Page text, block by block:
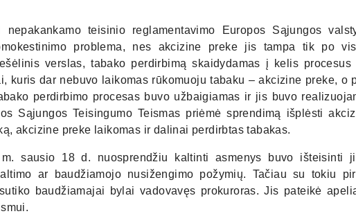
teisinio reglamentavimo Europos Sąjungos
problema, nes akcizine preke jis tampa tik po
verslas, tabako perdirbimą skaidydamas į kelis
kuris dar nebuvo laikomas rūkomuoju tabaku – akcizine preke, o
perdirbimo procesas buvo užbaigiamas ir jis buvo
Sąjungos Teisingumo Teismas priėmė sprendimą išplėsti
akcizine preke laikomas ir dalinai perdirbtas tabakas.
sausio 18 d. nuosprendžiu kaltinti asmenys buvo išteisinti
ar baudžiamojo nusižengimo požymių. Tačiau su tokiu
baudžiamajai bylai vadovavęs prokuroras. Jis pateikė